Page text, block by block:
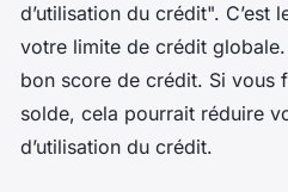
d’utilisation du crédit".
votre limite de crédit
bon score de crédit. Si vous
solde, cela pourrait réduire
d’utilisation du crédit.